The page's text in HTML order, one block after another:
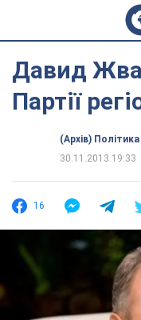
Давид
Партії
(Архів) Політика
30.11.2013 19:33
16